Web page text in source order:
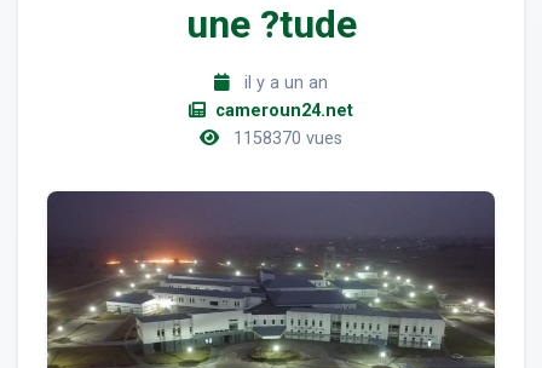
une ?tude
il y a un an
cameroun24.net
1158370 vues